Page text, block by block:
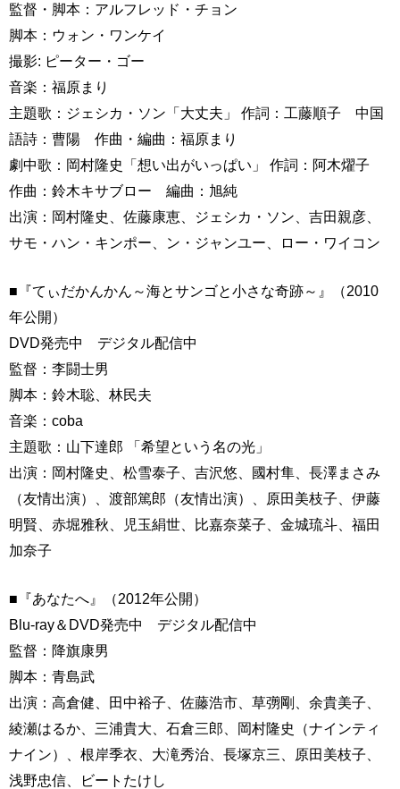
監督・脚本：アルフレッド・チョン
脚本：ウォン・ワンケイ
撮影: ピーター・ゴー
音楽：福原まり
主題歌：ジェシカ・ソン「大丈夫」 作詞：工藤順子 中国
語詩：曹陽 作曲・編曲：福原まり
劇中歌：岡村隆史「想い出がいっぱい」 作詞：阿木燿子
作曲：鈴木キサブロー 編曲：旭純
出演：岡村隆史、佐藤康恵、ジェシカ・ソン、吉田親彦、
サモ・ハン・キンポー、ン・ジャンユー、ロー・ワイコン
■『てぃだかんかん～海とサンゴと小さな奇跡～』（2010
年公開）
DVD発売中 デジタル配信中
監督：李闘士男
脚本：鈴木聡、林民夫
音楽：coba
主題歌：山下達郎 「希望という名の光」
出演：岡村隆史、松雪泰子、吉沢悠、國村隼、長澤まさみ
（友情出演）、渡部篤郎（友情出演）、原田美枝子、伊藤
明賢、赤堀雅秋、児玉絹世、比嘉奈菜子、金城琉斗、福田
加奈子
■『あなたへ』（2012年公開）
Blu-ray＆DVD発売中 デジタル配信中
監督：降旗康男
脚本：青島武
出演：高倉健、田中裕子、佐藤浩市、草彅剛、余貴美子、
綾瀬はるか、三浦貴大、石倉三郎、岡村隆史（ナインティ
ナイン）、根岸季衣、大滝秀治、長塚京三、原田美枝子、
浅野忠信、ビートたけし